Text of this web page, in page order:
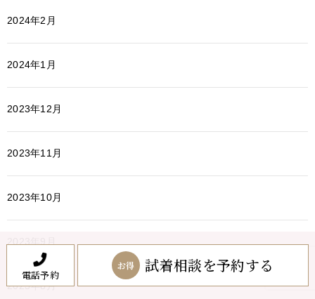
電話予約
お得 試着相談を予約する
2024年2月
2024年1月
2023年12月
2023年11月
2023年10月
2023年8月